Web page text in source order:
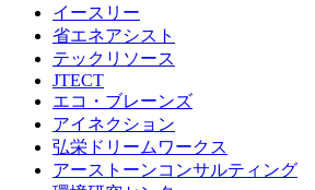
イースリー
省エネアシスト
テックリソース
JTECT
エコ・ブレーンズ
アイネクション
弘栄ドリームワークス
アーストーンコンサルティング